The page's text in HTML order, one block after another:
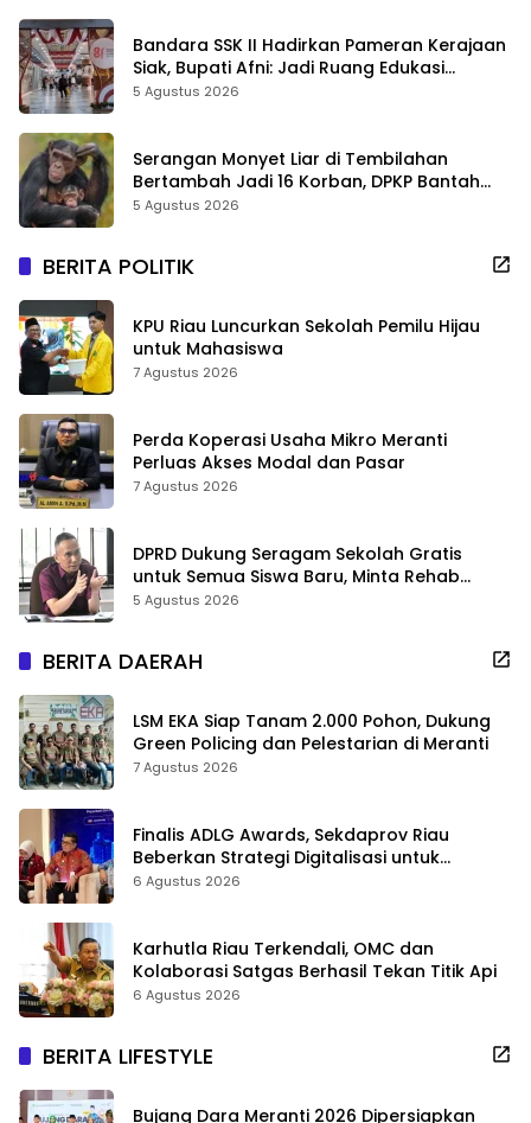
Bandara SSK II Hadirkan Pameran Kerajaan
Siak, Bupati Afni: Jadi Ruang Edukasi
Sejarah Riau
5 Agustus 2026
Serangan Monyet Liar di Tembilahan
Bertambah Jadi 16 Korban, DPKP Bantah
Video Gerombolan Viral
5 Agustus 2026
BERITA POLITIK
KPU Riau Luncurkan Sekolah Pemilu Hijau
untuk Mahasiswa
7 Agustus 2026
Perda Koperasi Usaha Mikro Meranti
Perluas Akses Modal dan Pasar
7 Agustus 2026
DPRD Dukung Seragam Sekolah Gratis
untuk Semua Siswa Baru, Minta Rehab
Sekolah Jangan Dikurangi
5 Agustus 2026
BERITA DAERAH
LSM EKA Siap Tanam 2.000 Pohon, Dukung
Green Policing dan Pelestarian di Meranti
7 Agustus 2026
Finalis ADLG Awards, Sekdaprov Riau
Beberkan Strategi Digitalisasi untuk
Tingkatkan Layanan Publik
6 Agustus 2026
Karhutla Riau Terkendali, OMC dan
Kolaborasi Satgas Berhasil Tekan Titik Api
6 Agustus 2026
BERITA LIFESTYLE
Bujang Dara Meranti 2026 Dipersiapkan